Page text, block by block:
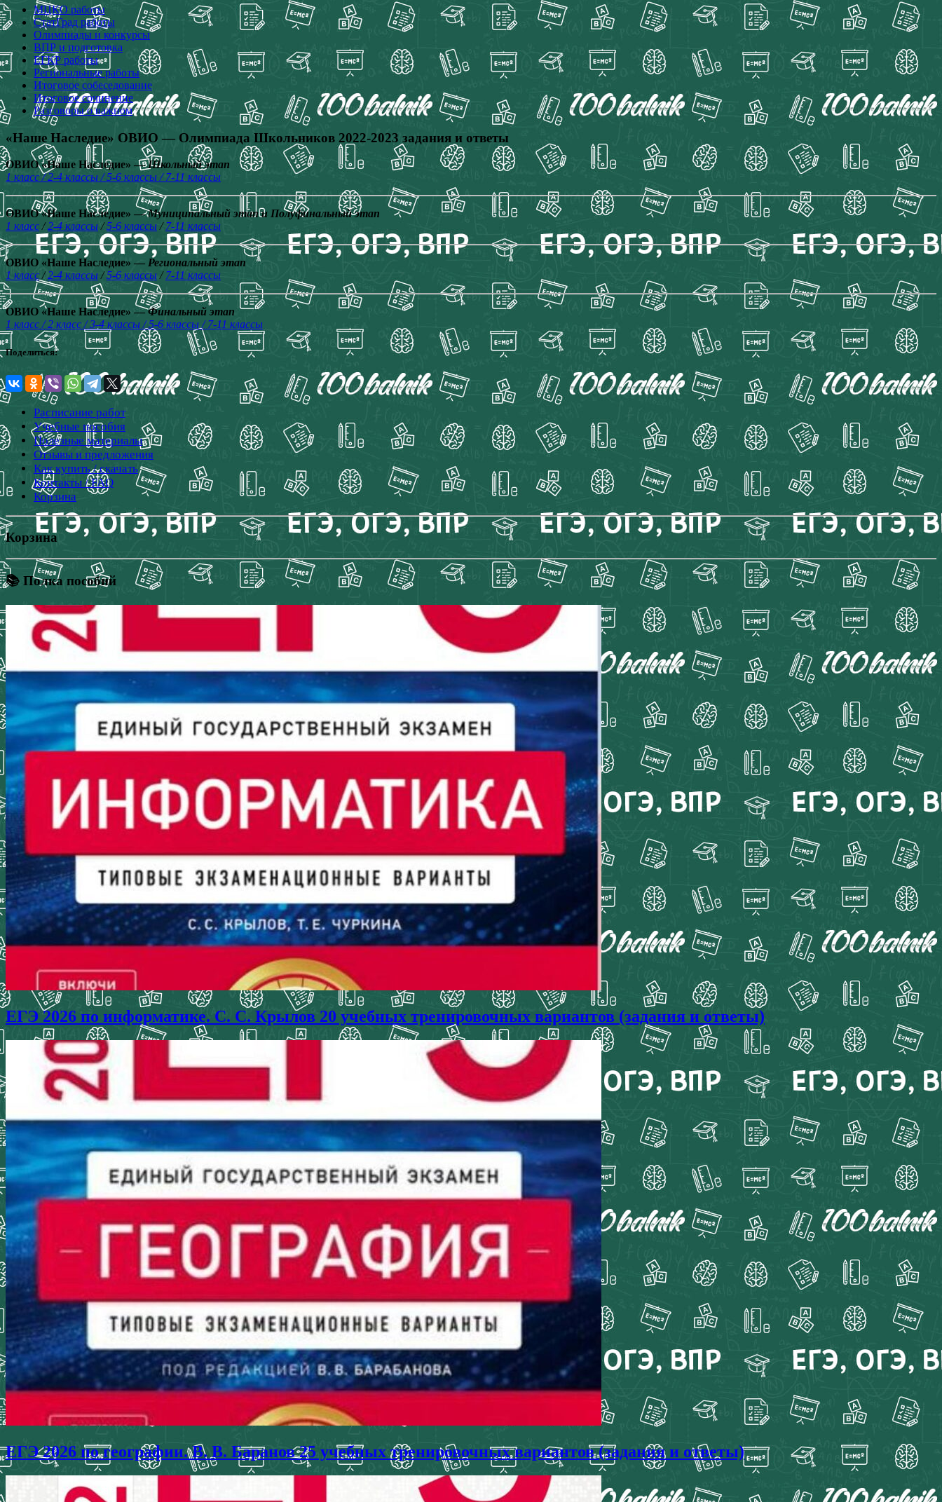
МЦКО работы
СтатГрад работы
Олимпиады и конкурсы
ВПР и подготовка
ЕГКР работы
Региональные работы
Итоговое собеседование
Итоговое сочинение
Разговоры о важном
«Наше Наследие» ОВИО — Олимпиада Школьников 2022-2023 задания и ответы
ОВИО «Наше Наследие» —Школьный этап
1 класс / 2-4 классы / 5-6 классы / 7-11 классы
ОВИО «Наше Наследие» —Муниципальный этап и Полуфинальный этап
1 класс/2-4 классы/5-6 классы/7-11 классы
ОВИО «Наше Наследие» — Региональный этап
1 класс/2-4 классы/5-6 классы/7-11 классы
ОВИО «Наше Наследие» —Финальный этап
1 класс / 2 класс / 3-4 классы / 5-6 классы / 7-11 классы
Поделиться:
Расписание работ
Учебные пособия
Полезные материалы
Отзывы и предложения
Как купить / скачать
Контакты / FAQ
Корзина
Корзина
📚 Полка пособий
ЕГЭ 2026 по информатике. С. С. Крылов 20 учебных тренировочных вариантов (задания и ответы)
ЕГЭ 2026 по географии. В. В. Баранов 25 учебных тренировочных вариантов (задания и ответы)